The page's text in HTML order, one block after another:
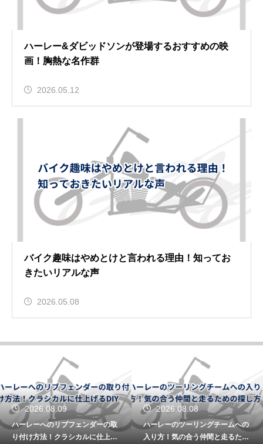
ハーレー&ダビッドソンが登場するおすすめの映
画！胸熱な名作群
2026.05.12
バイク趣味はやめとけと言われる理由！知ってお
きたいリアルな声
2026.05.08
2026.08.09
ハーレーへのリブフェンダーの取
り付け方法！クラシカルに仕上げ
2026.08.08
ハーレーのツーリングチームへの
入り方！気の合う仲間と走るため